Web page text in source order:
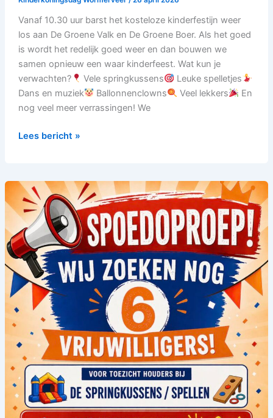
Vanaf 10.30 uur barst het kosteloze kinderfestijn weer
los aan De Groene Valk en De Groene Boer. Als het goed
is wordt het redelijk goed weer en dan bouwen we
samen opnieuw een waar kinderfeest. Wat kun je
verwachten?
Vele springkussens
Leuke spelletjes
Dans en muziek
Ballonnenclowns Veel lekkers
En
nog veel meer verrassingen! We
Lees bericht »
SPOEDOPROEP!
Wij
zoeken
nog
6
vrijwilligers.